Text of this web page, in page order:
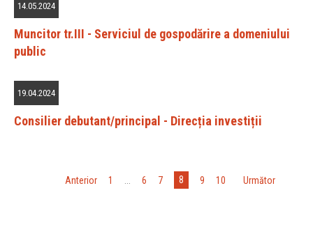
14.05.2024
Muncitor tr.III - Serviciul de gospodărire a domeniului
public
19.04.2024
Consilier debutant/principal - Direcția investiții
Anterior 1 6 7 8 9 10 Următor